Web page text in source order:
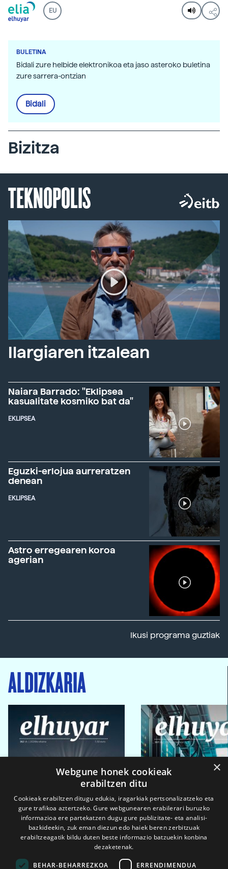
EU
BULETINA
Bidali zure helbide elektronikoa eta jaso asteroko buletina
zure sarrera-ontzian
Bidali
Bizitza
TEKNOPOLIS
Ilargiaren itzalean
Naiara Barrado: "Eklipsea
kasualitate kosmiko bat da"
EKLIPSEA
Eguzki-erlojua aurreratzen
denean
EKLIPSEA
Astro erregearen koroa
agerian
Ikusi programa guztiak
ALDIZKARIA
×
Webgune honek cookieak
erabiltzen ditu
Cookieak erabiltzen ditugu edukia, iragarkiak pertsonalizatzeko eta
gure trafikoa aztertzeko. Gure webgunearen erabilerari buruzko
informazioa ere partekatzen dugu gure publizitate- eta analisi-
bazkideekin, zuk eman diezun edo haiek beren zerbitzuak
erabiltzeagatik bildu duten beste informazio batzuekin konbina
dezaketenak.
BEHAR-BEHARREZKOA ERRENDIMENDUA